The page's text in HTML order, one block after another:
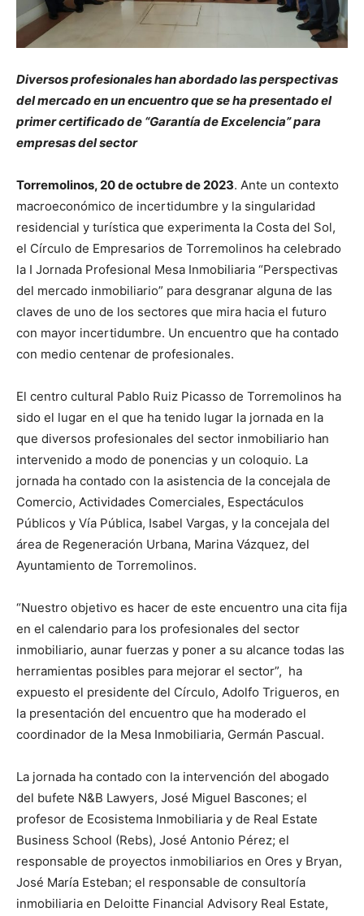
Diversos profesionales han abordado las perspectivas
del mercado en un encuentro que se ha presentado el
primer certificado de “Garantía de Excelencia” para
empresas del sector
Torremolinos, 20 de octubre de 2023. Ante un contexto
macroeconómico de incertidumbre y la singularidad
residencial y turística que experimenta la Costa del Sol,
el Círculo de Empresarios de Torremolinos ha celebrado
la I Jornada Profesional Mesa Inmobiliaria “Perspectivas
del mercado inmobiliario” para desgranar alguna de las
claves de uno de los sectores que mira hacia el futuro
con mayor incertidumbre. Un encuentro que ha contado
con medio centenar de profesionales.
El centro cultural Pablo Ruiz Picasso de Torremolinos ha
sido el lugar en el que ha tenido lugar la jornada en la
que diversos profesionales del sector inmobiliario han
intervenido a modo de ponencias y un coloquio. La
jornada ha contado con la asistencia de la concejala de
Comercio, Actividades Comerciales, Espectáculos
Públicos y Vía Pública, Isabel Vargas, y la concejala del
área de Regeneración Urbana, Marina Vázquez, del
Ayuntamiento de Torremolinos.
“Nuestro objetivo es hacer de este encuentro una cita fija
en el calendario para los profesionales del sector
inmobiliario, aunar fuerzas y poner a su alcance todas las
herramientas posibles para mejorar el sector”, ha
expuesto el presidente del Círculo, Adolfo Trigueros, en
la presentación del encuentro que ha moderado el
coordinador de la Mesa Inmobiliaria, Germán Pascual.
La jornada ha contado con la intervención del abogado
del bufete N&B Lawyers, José Miguel Bascones; el
profesor de Ecosistema Inmobiliaria y de Real Estate
Business School (Rebs), José Antonio Pérez; el
responsable de proyectos inmobiliarios en Ores y Bryan,
José María Esteban; el responsable de consultoría
inmobiliaria en Deloitte Financial Advisory Real Estate,